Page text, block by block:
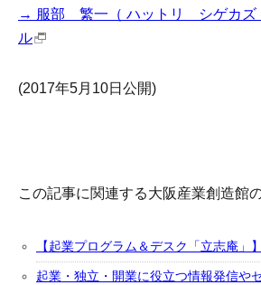
→ 服部 繁一（ ハットリ シゲカズ
ル
(2017年5月10日公開)
この記事に関連する大阪産業創造館
【起業プログラム＆デスク「立志庵」
起業・独立・開業に役立つ情報発信や